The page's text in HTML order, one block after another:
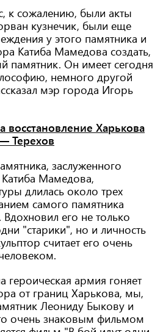
к сожалению, были акты
кузнечик, были еще
у этого памятника и
Катиба Мамедова создать,
памятник. Он имеет сегодня
немного другой
мэр города Игорь
восстановление Харькова
Терехов
заслуженного
Мамедова,
длилась около трех
самого памятника
его не только
"старики", но и личность
считает его очень
героическая армия гоняет
от границ Харькова, мы,
Леониду Быкову и
очень знаковым фильмом